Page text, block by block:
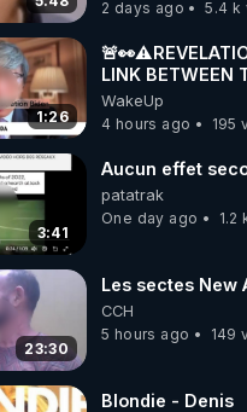
gratuit sur l’application
ENVOL :
sur https://
2 days ago 5.4 k
1:26
LINK BETWEEN
VACCINE AND
VACCIN COVID
WakeUp
4 hours ago
195
3:41
Aucun effet
patatrak
One day ago
1.2
23:30
Les sectes New
CCH
5 hours ago
149
Blondie - Denis